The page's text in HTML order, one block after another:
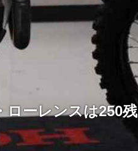
ローレンスは250残